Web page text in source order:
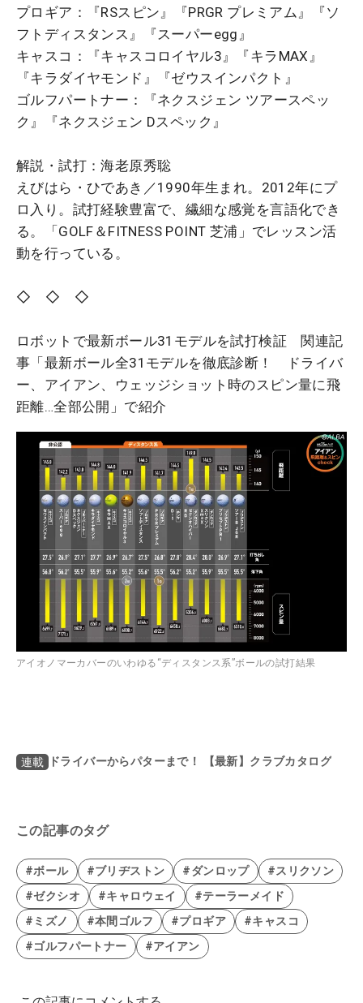
プロギア：『RSスピン』『PRGR プレミアム』『ソ
フトディスタンス』『スーパーegg』
キャスコ：『キャスコロイヤル3』『キラMAX』
『キラダイヤモンド』『ゼウスインパクト』
ゴルフパートナー：『ネクスジェン ツアースペッ
ク』『ネクスジェン Dスペック』
解説・試打：海老原秀聡
えびはら・ひであき／1990年生まれ。2012年にプ
ロ入り。試打経験豊富で、繊細な感覚を言語化でき
る。「GOLF＆FITNESS POINT 芝浦」でレッスン活
動を行っている。
◇ ◇ ◇
ロボットで最新ボール31モデルを試打検証 関連記
事「最新ボール全31モデルを徹底診断！ ドライバ
ー、アイアン、ウェッジショット時のスピン量に飛
距離…全部公開」で紹介
アイオノマーカバーのいわゆる“ディスタンス系”ボールの試打結果
連載 ドライバーからパターまで！ 【最新】クラブカタログ
この記事のタグ
#ボール #ブリヂストン #ダンロップ
#スリクソン
#ゼクシオ
#キャロウェイ
#テーラーメイド
#ミズノ
#本間ゴルフ #プロギア
#キャスコ
#ゴルフパートナー
#アイアン